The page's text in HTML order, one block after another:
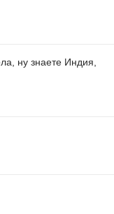
ну знаете Индия,